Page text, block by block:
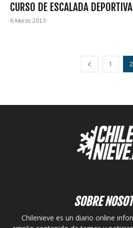
CURSO DE ESCALADA
6 Marzo 2013
1 2
SOBRE
Chilenieve es un diario online